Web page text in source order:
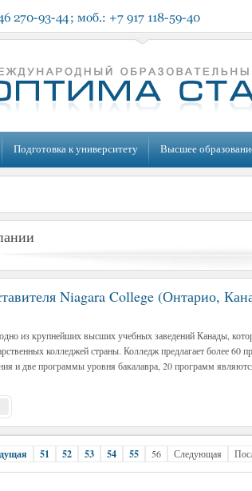
Подготовка к университету Высшее
Niagara College (Онтарио,
из крупнейших высших учебных заведений Канады,
колледжей страны. Колледж предлагает более 60
и две программы уровня бакалавра, 20 программ
51 52 53 54 55 56 Следующая